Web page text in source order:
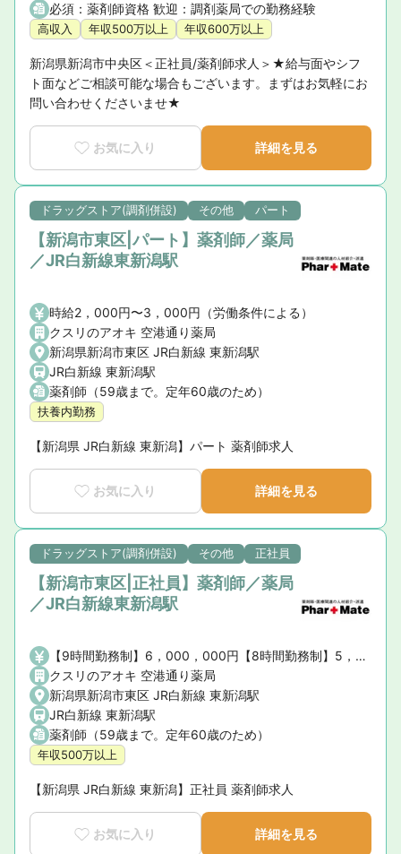
必須：薬剤師資格 歓迎：調剤薬局での勤務経験
高収入 年収500万以上 年収600万以上
新潟県新潟市中央区＜正社員/薬剤師求人＞★給与面やシフ
ト面などご相談可能な場合もございます。まずはお気軽にお
問い合わせくださいませ★
お気に入り 詳細を見る
ドラッグストア(調剤併設) その他 パート
【新潟市東区|パート】薬剤師／薬局
／JR白新線東新潟駅
時給2，000円〜3，000円（労働条件による）
クスリのアオキ 空港通り薬局
新潟県新潟市東区 JR白新線 東新潟駅
JR白新線 東新潟駅
薬剤師（59歳まで。定年60歳のため）
扶養内勤務
【新潟県 JR白新線 東新潟】パート 薬剤師求人
お気に入り 詳細を見る
ドラッグストア(調剤併設) その他 正社員
【新潟市東区|正社員】薬剤師／薬局
／JR白新線東新潟駅
【9時間勤務制】6，000，000円【8時間勤務制】5，000，000円※薬剤師手当・賞与を含む、諸手当は含まない
クスリのアオキ 空港通り薬局
新潟県新潟市東区 JR白新線 東新潟駅
JR白新線 東新潟駅
薬剤師（59歳まで。定年60歳のため）
年収500万以上
【新潟県 JR白新線 東新潟】正社員 薬剤師求人
お気に入り 詳細を見る